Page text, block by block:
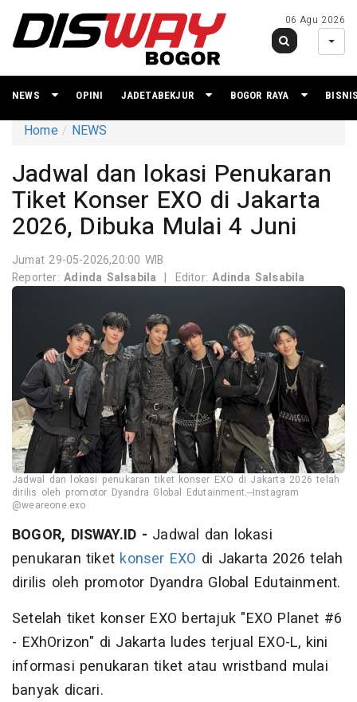
06 Agu 2026
NEWS OPINI JADETABEKJUR BOGOR RAYA
Home NEWS
Jadwal dan lokasi Penukaran
Tiket Konser EXO di Jakarta
2026, Dibuka Mulai 4 Juni
Jumat 29-05-2026,20:00 WIB
Reporter:Adinda Salsabila | Editor:Adinda Salsabila
Jadwal dan lokasi penukaran tiket konser EXO di Jakarta 2026 telah
dirilis oleh promotor Dyandra Global Edutainment.--Instagram
@weareone.exo
BOGOR, DISWAY.ID - Jadwal dan lokasi
penukaran tiket konser EXO di Jakarta 2026 telah
dirilis oleh promotor Dyandra Global Edutainment.
Setelah tiket konser EXO bertajuk "EXO Planet #6
- EXhOrizon" di Jakarta ludes terjual EXO-L, kini
informasi penukaran tiket atau wristband mulai
banyak dicari.